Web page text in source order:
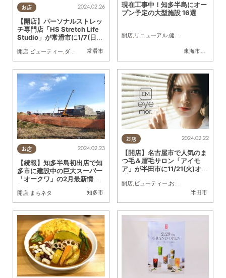
お店
常滑市
2024.02.26
【開店】パーソナルストレッ
チ専門店「HS Stretch Life
Studio」が常滑市に1/7(日)
開店, ビューティー,ダイエット ,健康 東海市
,大府市
現在工事中！知多半島にオー
プン予定の大型施設 16選
開店, リニューアル, 健康
お店
知多市
2024.02.23
【続報】知多半島初出店で知
多市に建設中の巨大スーパー
「オークワ」の2月最新情
開店, まちネタ
お店
半田市
2024.02.22
【開店】名古屋市で人気のま
つ毛＆眉毛サロン「アイモ
ア」が半田市に11/21(火)オー
プン
開店, ビューティー おひとりさま